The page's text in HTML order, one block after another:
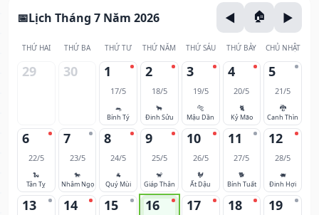
Lịch Tháng 7 Năm 2026
THỨ HAI THỨ BA THỨ TƯ THỨ NĂM THỨ SÁU THỨ BẢY CHỦ NHẬT
29 30 1
17/5
🐀
Bính Tý
2
18/5
🐂
Đinh Sửu
3
19/5
🐅
Mậu Dần
4
20/5
🐈
Kỷ Mão
5
21/5
🐉
Canh Thìn
6
22/5
🐍
Tân Tỵ
7
23/5
🐎
Nhâm Ngọ
8
24/5
🐐
Quý Mùi
9
25/5
🐒
Giáp Thân
10
26/5
🐓
Ất Dậu
11
27/5
🐕
Bính Tuất
12
28/5
🐖
Đinh Hợi
13 14 15 16 17 18 19